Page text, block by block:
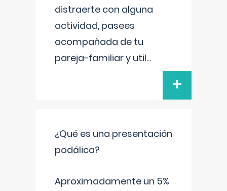
distraerte con alguna
actividad, pasees
acompañada de tu
pareja-familiar y util...
+
¿Qué es una presentación
podálica?
Aproximadamente un 5%